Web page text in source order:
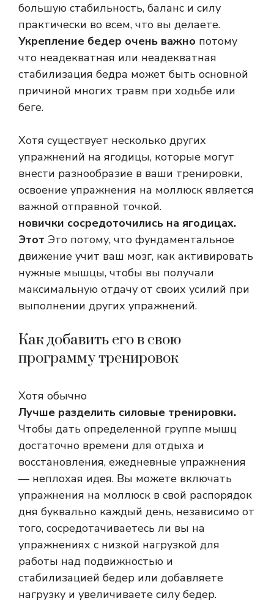
большую стабильность, баланс и силу
практически во всем, что вы делаете.
Укрепление бедер очень важно потому
что неадекватная или неадекватная
стабилизация бедра может быть основной
причиной многих травм при ходьбе или
беге.
Хотя существует несколько других
упражнений на ягодицы, которые могут
внести разнообразие в ваши тренировки,
освоение упражнения на моллюск является
важной отправной точкой.
новички сосредоточились на ягодицах.
Этот Это потому, что фундаментальное
движение учит ваш мозг, как активировать
нужные мышцы, чтобы вы получали
максимальную отдачу от своих усилий при
выполнении других упражнений.
Как добавить его в свою
программу тренировок
Хотя обычно
Лучше разделить силовые тренировки.
Чтобы дать определенной группе мышц
достаточно времени для отдыха и
восстановления, ежедневные упражнения
— неплохая идея. Вы можете включать
упражнения на моллюск в свой распорядок
дня буквально каждый день, независимо от
того, сосредотачиваетесь ли вы на
упражнениях с низкой нагрузкой для
работы над подвижностью и
стабилизацией бедер или добавляете
нагрузку и увеличиваете силу бедер.